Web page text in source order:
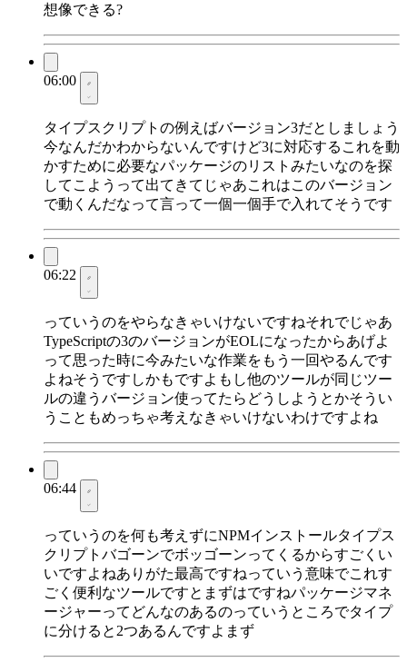
想像できる?
06:00
タイプスクリプトの例えばバージョン3だとしましょう
今なんだかわからないんですけど3に対応するこれを動
かすために必要なパッケージのリストみたいなのを探
してこようって出てきてじゃあこれはこのバージョン
で動くんだなって言って一個一個手で入れてそうです
06:22
っていうのをやらなきゃいけないですねそれでじゃあ
TypeScriptの3のバージョンがEOLになったからあげよ
って思った時に今みたいな作業をもう一回やるんです
よねそうですしかもですよもし他のツールが同じツー
ルの違うバージョン使ってたらどうしようとかそうい
うこともめっちゃ考えなきゃいけないわけですよね
06:44
っていうのを何も考えずにNPMインストールタイプス
クリプトバゴーンでボッゴーンってくるからすごくい
いですよねありがた最高ですねっていう意味でこれす
ごく便利なツールですとまずはですねパッケージマネ
ージャーってどんなのあるのっていうところでタイプ
に分けると2つあるんですよまず